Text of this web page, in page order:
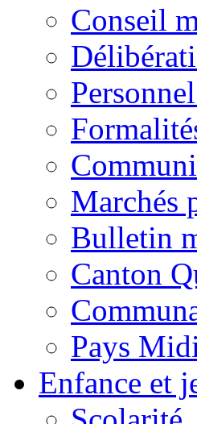
Conseil
Marchés
Bulletin
Canton
Pays
Enfance et